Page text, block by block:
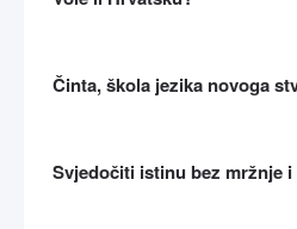
Činta, škola jezika novoga
Svjedočiti istinu bez mržnje i